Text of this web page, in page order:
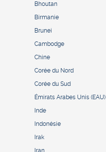
Bhoutan
Birmanie
Brunei
Cambodge
Chine
Corée du Nord
Corée du Sud
Émirats Arabes Unis (EAU)
Inde
Indonésie
Irak
Iran